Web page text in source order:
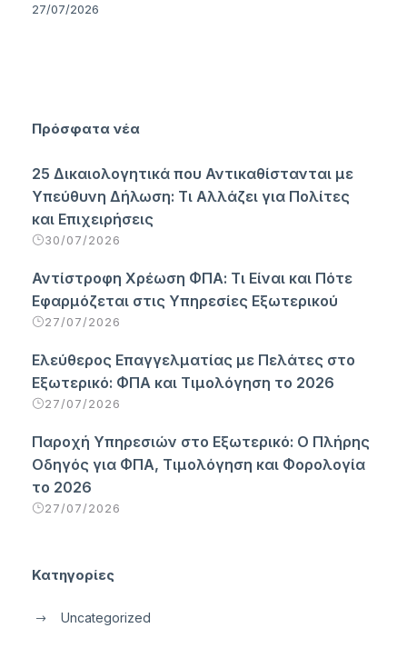
27/07/2026
Πρόσφατα νέα
25 Δικαιολογητικά που Αντικαθίστανται με
Υπεύθυνη Δήλωση: Τι Αλλάζει για Πολίτες
και Επιχειρήσεις
30/07/2026
Αντίστροφη Χρέωση ΦΠΑ: Τι Είναι και Πότε
Εφαρμόζεται στις Υπηρεσίες Εξωτερικού
27/07/2026
Ελεύθερος Επαγγελματίας με Πελάτες στο
Εξωτερικό: ΦΠΑ και Τιμολόγηση το 2026
27/07/2026
Παροχή Υπηρεσιών στο Εξωτερικό: Ο Πλήρης
Οδηγός για ΦΠΑ, Τιμολόγηση και Φορολογία
το 2026
27/07/2026
Κατηγορίες
Uncategorized